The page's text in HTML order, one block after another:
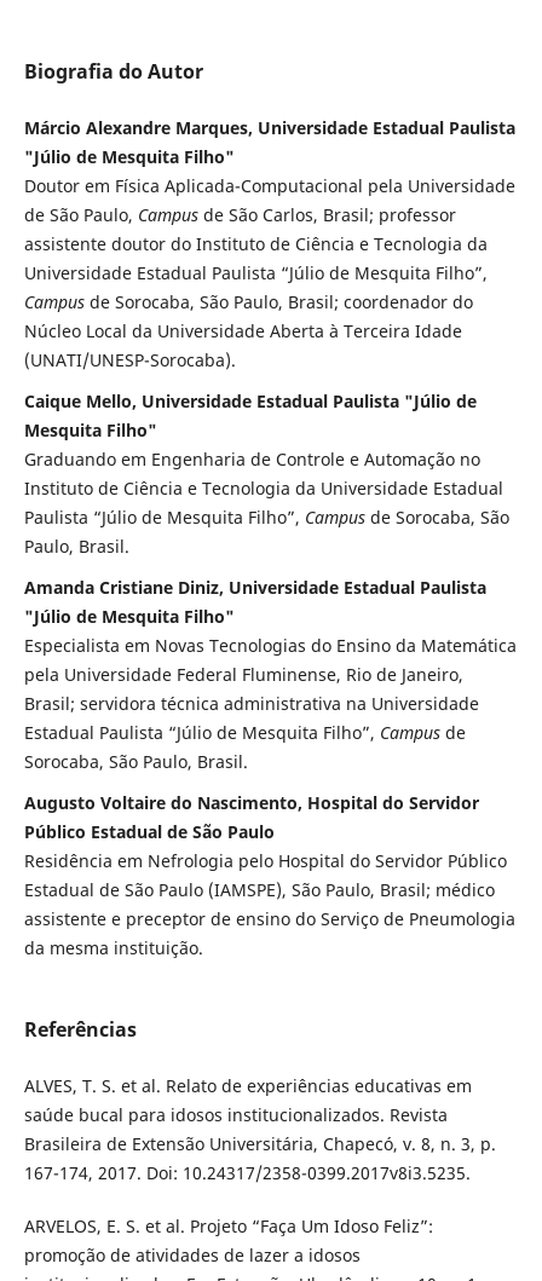
Biografia do Autor
Márcio Alexandre Marques, Universidade Estadual Paulista
"Júlio de Mesquita Filho"
Doutor em Física Aplicada-Computacional pela Universidade
de São Paulo, Campusde São Carlos, Brasil; professor
assistente doutor do Instituto de Ciência e Tecnologia da
Universidade Estadual Paulista “Júlio de Mesquita Filho”,
Campusde Sorocaba, São Paulo, Brasil; coordenador do
Núcleo Local da Universidade Aberta à Terceira Idade
(UNATI/UNESP-Sorocaba).
Caique Mello, Universidade Estadual Paulista "Júlio de
Mesquita Filho"
Graduando em Engenharia de Controle e Automação no
Instituto de Ciência e Tecnologia da Universidade Estadual
Paulista “Júlio de Mesquita Filho”, Campusde Sorocaba, São
Paulo, Brasil.
Amanda Cristiane Diniz, Universidade Estadual Paulista
"Júlio de Mesquita Filho"
Especialista em Novas Tecnologias do Ensino da Matemática
pela Universidade Federal Fluminense, Rio de Janeiro,
Brasil; servidora técnica administrativa na Universidade
Estadual Paulista “Júlio de Mesquita Filho”, Campusde
Sorocaba, São Paulo, Brasil.
Augusto Voltaire do Nascimento, Hospital do Servidor
Público Estadual de São Paulo
Residência em Nefrologia pelo Hospital do Servidor Público
Estadual de São Paulo (IAMSPE), São Paulo, Brasil; médico
assistente e preceptor de ensino do Serviço de Pneumologia
da mesma instituição.
Referências
ALVES, T. S. et al. Relato de experiências educativas em
saúde bucal para idosos institucionalizados. Revista
Brasileira de Extensão Universitária, Chapecó, v. 8, n. 3, p.
167-174, 2017. Doi: 10.24317/2358-0399.2017v8i3.5235.
ARVELOS, E. S. et al. Projeto “Faça Um Idoso Feliz”:
promoção de atividades de lazer a idosos